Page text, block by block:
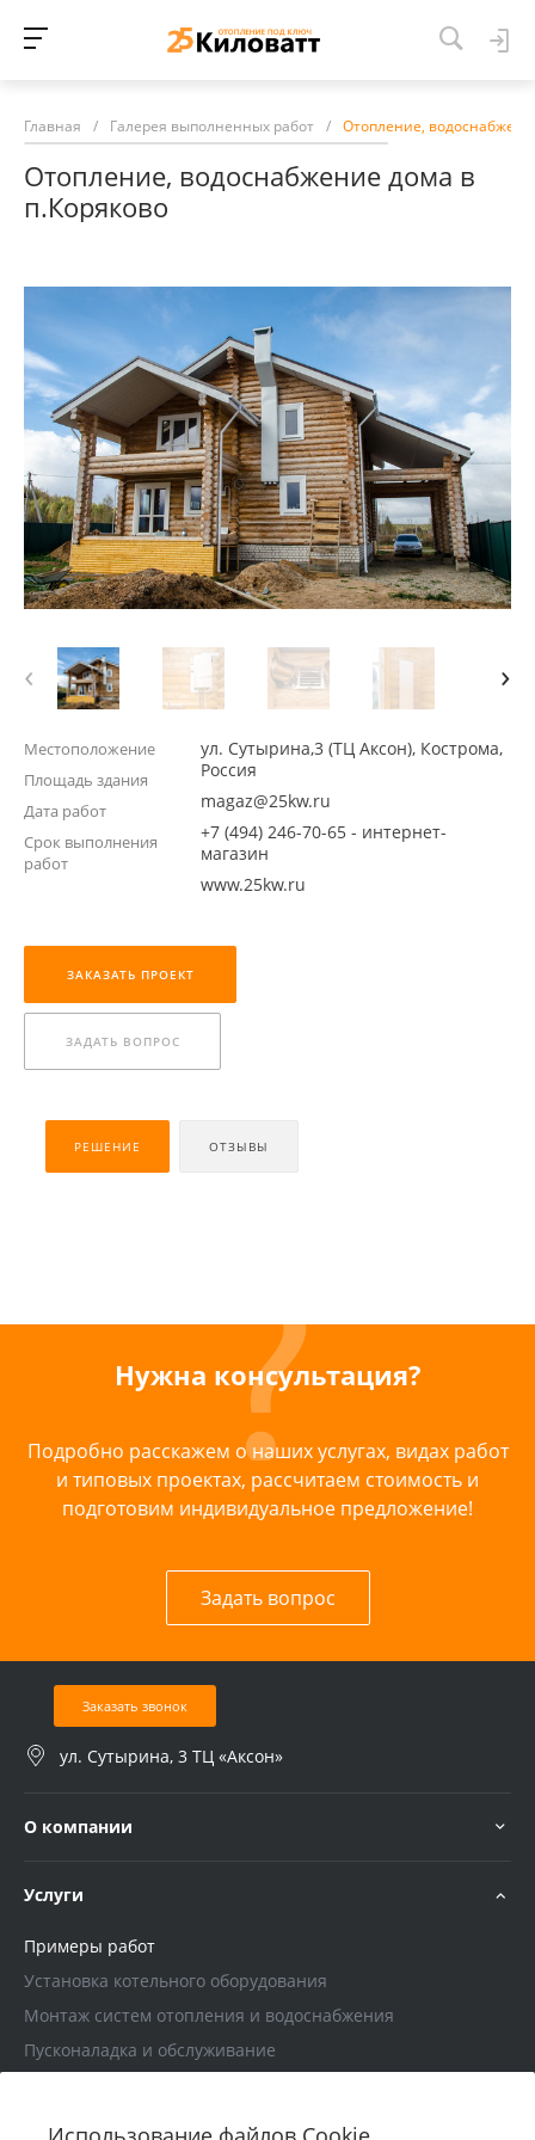
Главная / Галерея выполненных работ / Отопление,
Отопление, водоснабжение дома в
п.Коряково
‹ ›
Местоположение
Площадь здания
Дата работ
Срок выполнения
работ
ул. Сутырина,3 (ТЦ Аксон), Кострома,
Россия
magaz@25kw.ru
+7 (494) 246-70-65 - интернет-
магазин
www.25kw.ru
ЗАКАЗАТЬ ПРОЕКТ
ЗАДАТЬ ВОПРОС
РЕШЕНИЕ ОТЗЫВЫ
Нужна консультация?
Подробно расскажем о наших услугах, видах работ
и типовых проектах, рассчитаем стоимость и
подготовим индивидуальное предложение!
Задать вопрос
Заказать звонок
ул. Сутырина, 3 ТЦ «Аксон»
О компании
Услуги
Примеры работ
Установка котельного оборудования
Монтаж систем отопления и водоснабжения
Пусконаладка и обслуживание